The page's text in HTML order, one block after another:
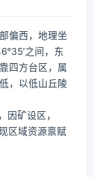
偏西，地理坐
之间，东
四方台区，属
，以低山丘陵
因矿设区，
区域资源禀赋